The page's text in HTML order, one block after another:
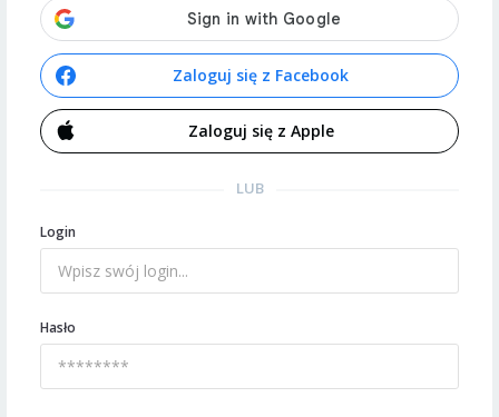
Zaloguj się z Facebook
Zaloguj się z Apple
LUB
Login
Hasło